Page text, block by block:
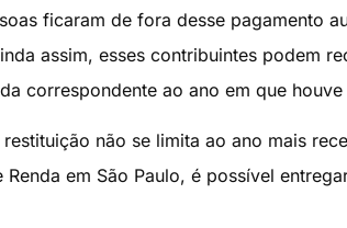
ficaram de fora desse pagamento
assim, esses contribuintes podem
correspondente ao ano em que
não se limita ao ano mais
em São Paulo, é possível